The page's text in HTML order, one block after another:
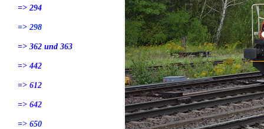
=> 294
=> 298
=> 362 und 363
=> 442
=> 612
=> 642
=> 650